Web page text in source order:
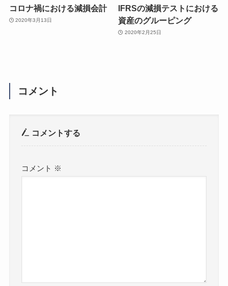
コロナ禍における減損会計
2020年3月13日
IFRSの減損テストにおける
資産のグルーピング
2020年2月25日
コメント
コメントする
コメント ※